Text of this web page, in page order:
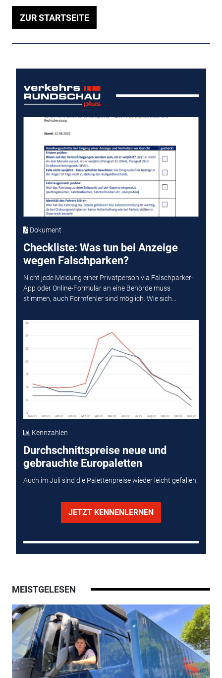
ZUR STARTSEITE
Dokument
Checkliste: Was tun bei Anzeige
wegen Falschparken?
Nicht jede Meldung einer Privatperson via Falschparker-
App oder Online-Formular an eine Behörde muss
stimmen, auch Formfehler sind möglich. Wie sich...
Kennzahlen
Durchschnittspreise neue und
gebrauchte Europaletten
Auch im Juli sind die Palettenpreise wieder leicht gefallen.
JETZT KENNENLERNEN
MEISTGELESEN